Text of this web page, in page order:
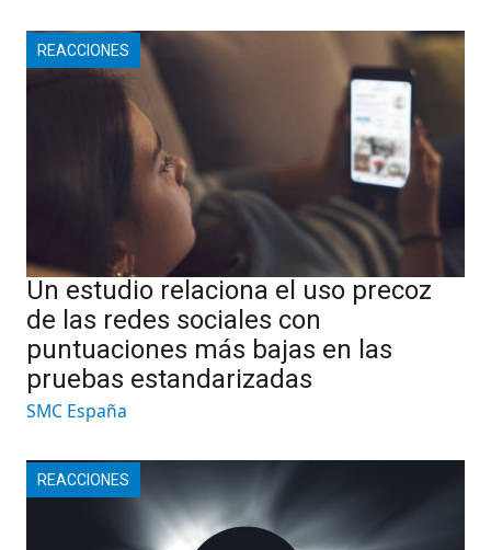
REACCIONES
Un estudio relaciona el uso precoz
de las redes sociales con
puntuaciones más bajas en las
pruebas estandarizadas
SMC España
REACCIONES